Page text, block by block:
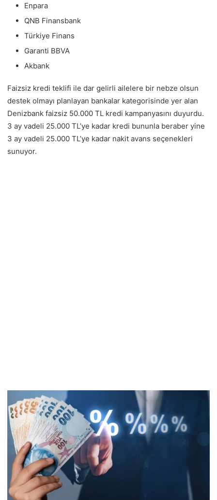
Enpara
QNB Finansbank
Türkiye Finans
Garanti BBVA
Akbank
Faizsiz kredi teklifi ile dar gelirli ailelere bir nebze olsun
destek olmayı planlayan bankalar kategorisinde yer alan
Denizbank faizsiz 50.000 TL kredi kampanyasını duyurdu.
3 ay vadeli 25.000 TL’ye kadar kredi bununla beraber yine
3 ay vadeli 25.000 TL’ye kadar nakit avans seçenekleri
sunuyor.